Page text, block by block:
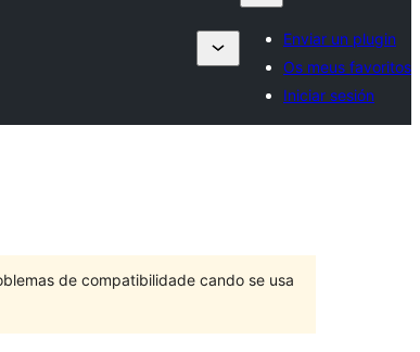
Enviar un plugin
Os meus favoritos
Iniciar sesión
de compatibilidade cando se usa